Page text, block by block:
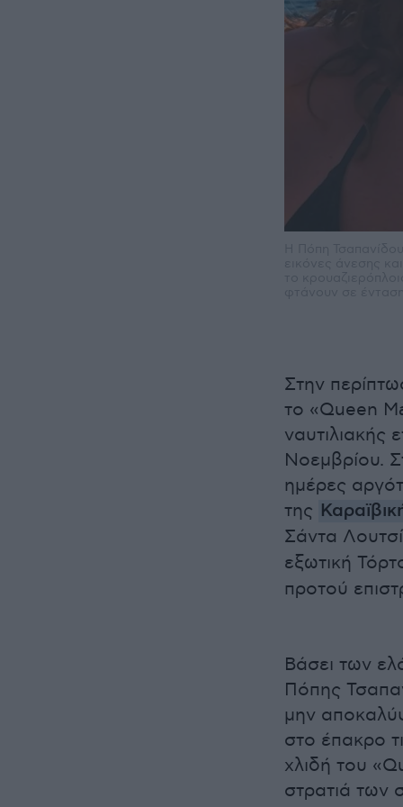
Στην
το «Queen
ναυτιλιακής
Νοεμβρίου.
ημέρες
της
Σάντα
εξωτική
προτού
Βάσει των
Πόπης
μην
στο έπακρο
χλιδή του
στρατιά των